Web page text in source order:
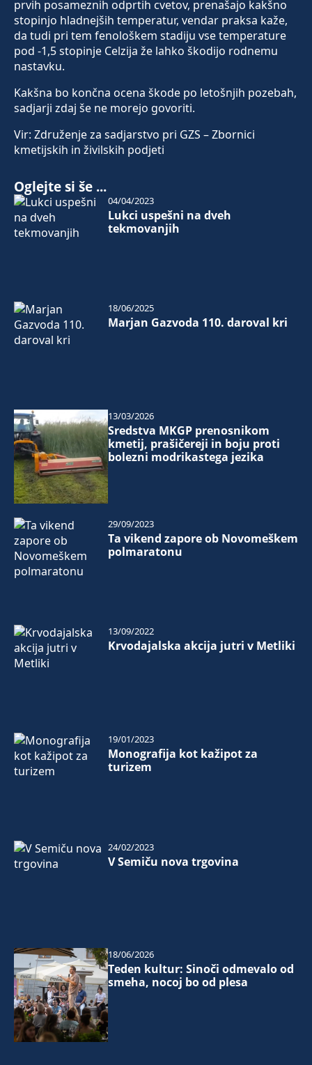
prvih posameznih odprtih cvetov, prenašajo kakšno
stopinjo hladnejših temperatur, vendar praksa kaže,
da tudi pri tem fenološkem stadiju vse temperature
pod -1,5 stopinje Celzija že lahko škodijo rodnemu
nastavku.
Kakšna bo končna ocena škode po letošnjih pozebah,
sadjarji zdaj še ne morejo govoriti.
Vir: Združenje za sadjarstvo pri GZS – Zbornici
kmetijskih in živilskih podjeti
Oglejte si še ...
Lukci uspešni na dveh
tekmovanjih
04/04/2023
Marjan Gazvoda 110. daroval kri
18/06/2025
Sredstva MKGP prenosnikom
kmetij, prašičereji in boju proti
bolezni modrikastega jezika
13/03/2026
Ta vikend zapore ob Novomeškem
polmaratonu
29/09/2023
Krvodajalska akcija jutri v Metliki
13/09/2022
Monografija kot kažipot za
turizem
19/01/2023
V Semiču nova trgovina
24/02/2023
Teden kultur: Sinoči odmevalo od
smeha, nocoj bo od plesa
18/06/2026